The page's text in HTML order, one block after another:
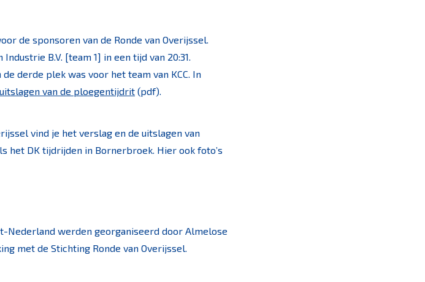
de sponsoren van de Ronde van Overijssel.
B.V. [team 1] in een tijd van 20:31.
derde plek was voor het team van KCC. In
van de ploegentijdrit (pdf).
vind je het verslag en de uitslagen van
het DK tijdrijden in Bornerbroek. Hier ook foto’s
Nederland werden georganiseerd door Almelose
met de Stichting Ronde van Overijssel.